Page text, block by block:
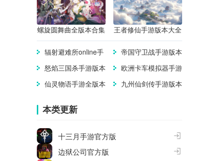
螺旋圆舞曲全版本合集 王者修仙手游版本大全
辐射避难所online手
帝国守卫战手游版本
怒焰三国杀手游版本
欧洲卡车模拟器手游
仙灵物语手游全版本
九州仙剑传手游版本
本类更新
十三月手游官方版
边狱公司官方版